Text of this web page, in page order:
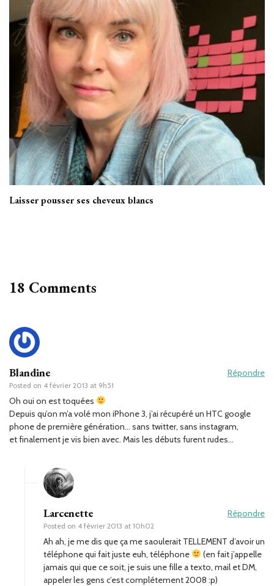
Laisser pousser ses cheveux blancs
18 Comments
Blandine
Posted on 4 février 2013 at 9h51
Répondre
Oh oui on est toquées
Depuis qu’on m’a volé mon iPhone 3, j’ai récupéré un HTC google
phone de première génération… sans twitter, sans instagram,
et finalement je vis bien avec. Mais les débuts furent rudes…
Larcenette
Posted on 4 février 2013 at 10h02
Répondre
Ah ah, je me dis que ça me saoulerait TELLEMENT d’avoir un
téléphone qui fait juste euh, téléphone
(en fait j’appelle
jamais qui que ce soit, je suis une fille a texto, mail et DM,
appeler les gens c’est complétement 2008 :p)